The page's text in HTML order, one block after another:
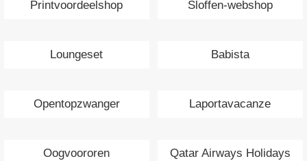
Printvoordeelshop Sloffen-webshop
Loungeset Babista
Opentopzwanger Laportavacanze
Oogvoororen Qatar Airways Holidays